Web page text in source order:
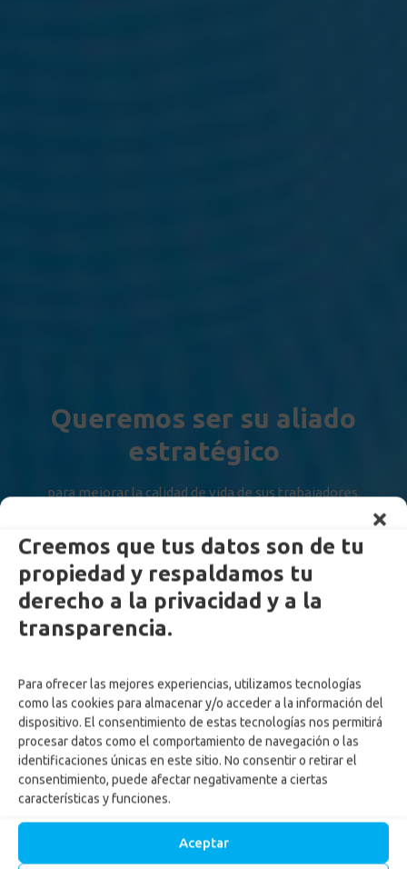
Creemos que tus datos son de tu
propiedad y respaldamos tu
derecho a la privacidad y a la
transparencia.
Para ofrecer las mejores experiencias, utilizamos tecnologías
como las cookies para almacenar y/o acceder a la información del
dispositivo. El consentimiento de estas tecnologías nos permitirá
procesar datos como el comportamiento de navegación o las
identificaciones únicas en este sitio. No consentir o retirar el
consentimiento, puede afectar negativamente a ciertas
características y funciones.
Aceptar
Queremos ser su aliado
estratégico
para mejorar la calidad de vida de sus trabajadores.